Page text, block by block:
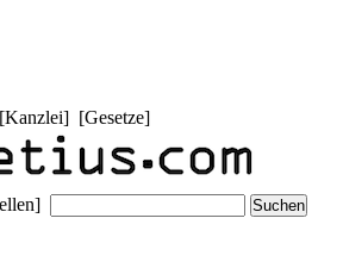
[Kanzlei] [Gesetze]
]